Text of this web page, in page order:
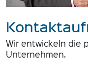
Wir entwickeln die
Unternehmen.